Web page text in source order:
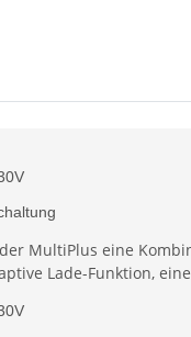
MultiPlus eine
Lade-Funktion,